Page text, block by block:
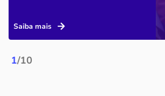
1/10
Saiba mais